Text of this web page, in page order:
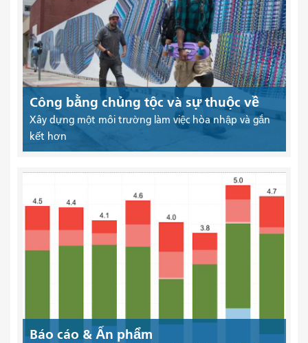
Công bằng chủng tộc và sự thuộc về
Xây dựng một môi trường làm việc hòa nhập và gắn
kết hơn
Báo cáo & Ấn phẩm